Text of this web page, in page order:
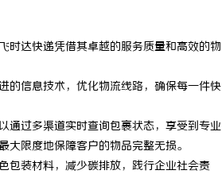
时达快递凭借其卓越的服务质量和高效的物
的信息技术，优化物流线路，确保每一件快
通过多渠道实时查询包裹状态，享受到专业
限度地保障客户的物品完整无损。
包装材料，减少碳排放，践行企业社会责